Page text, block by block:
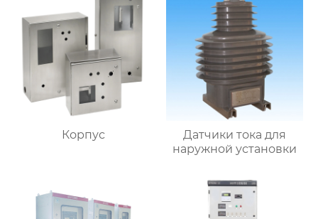
Корпус
Датчики тока для
наружной установки